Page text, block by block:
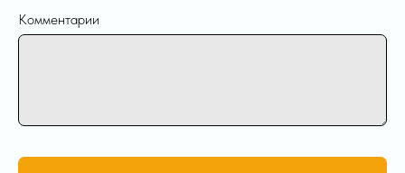
Комментарии